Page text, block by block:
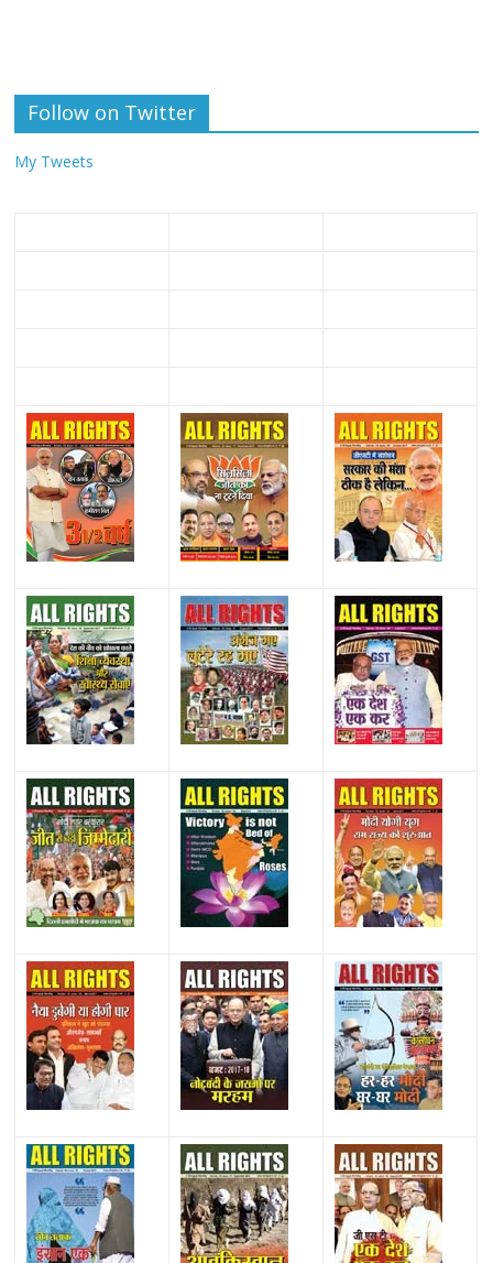
Follow on Twitter
My Tweets